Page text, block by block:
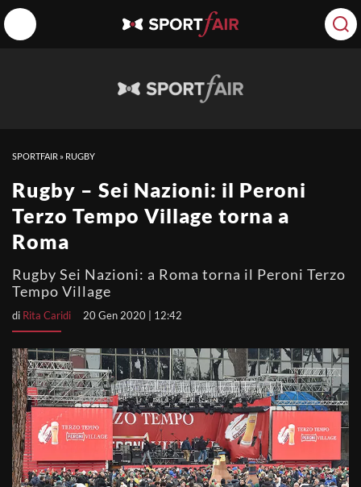
SPORTFAIR » RUGBY
Rugby – Sei Nazioni: il Peroni
Terzo Tempo Village torna a
Roma
Rugby Sei Nazioni: a Roma torna il Peroni Terzo
Tempo Village
di Rita Caridi 20 Gen 2020 | 12:42